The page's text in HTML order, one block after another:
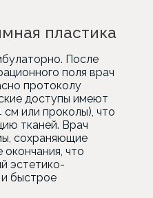
пластика
После
поля врач
протоколу
доступы имеют
или проколы), что
тканей. Врач
сохраняющие
что
эстетико-
и быстрое